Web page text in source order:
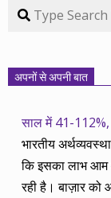
Search
अपनों से अपनी बात
साल में 41-112%,
भारतीय
कि इसका लाभ आम
रही है। बाज़ार